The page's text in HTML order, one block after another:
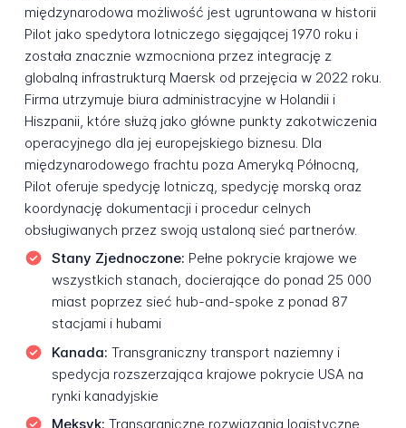
międzynarodowa możliwość jest ugruntowana w historii
Pilot jako spedytora lotniczego sięgającej 1970 roku i
została znacznie wzmocniona przez integrację z
globalną infrastrukturą Maersk od przejęcia w 2022 roku.
Firma utrzymuje biura administracyjne w Holandii i
Hiszpanii, które służą jako główne punkty zakotwiczenia
operacyjnego dla jej europejskiego biznesu. Dla
międzynarodowego frachtu poza Ameryką Północną,
Pilot oferuje spedycję lotniczą, spedycję morską oraz
koordynację dokumentacji i procedur celnych
obsługiwanych przez swoją ustaloną sieć partnerów.
Stany Zjednoczone: Pełne pokrycie krajowe we
wszystkich stanach, docierające do ponad 25 000
miast poprzez sieć hub-and-spoke z ponad 87
stacjami i hubami
Kanada: Transgraniczny transport naziemny i
spedycja rozszerzająca krajowe pokrycie USA na
rynki kanadyjskie
Meksyk: Transgraniczne rozwiązania logistyczne